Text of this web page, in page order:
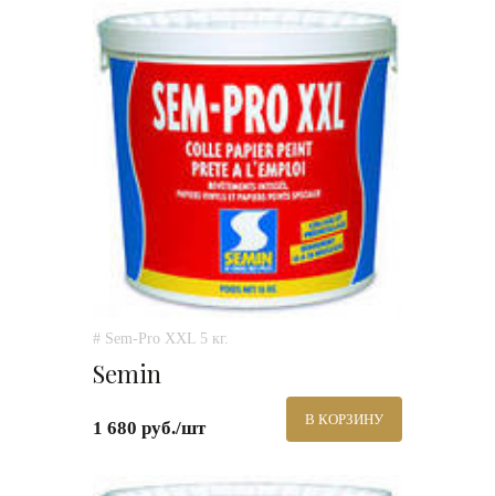
# Sem-Pro XXL 5 кг.
Semin
1 680 руб./шт В КОРЗИНУ